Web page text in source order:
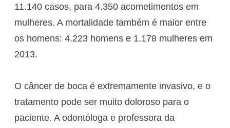
11.140 casos, para 4.350 acometimentos em
mulheres. A mortalidade também é maior entre
os homens: 4.223 homens e 1.178 mulheres em
2013.
O câncer de boca é extremamente invasivo, e o
tratamento pode ser muito doloroso para o
paciente. A odontóloga e professora da